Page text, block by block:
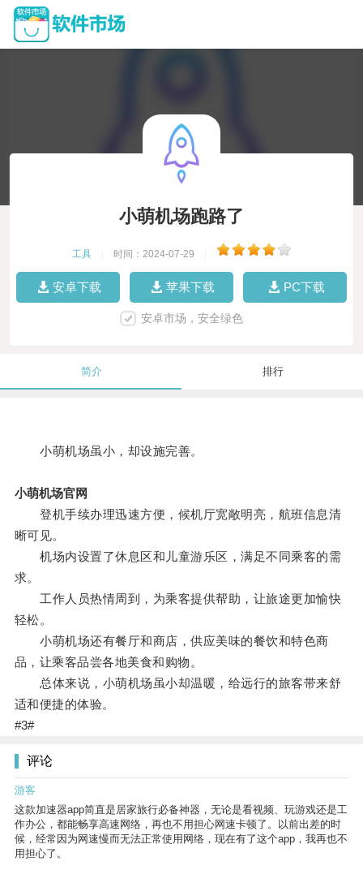
小萌机场跑路了
工具 时间：2024-07-29
安卓下载 苹果下载 PC下载
安卓市场，安全绿色
简介 排行
小萌机场虽小，却设施完善。
小萌机场官网
登机手续办理迅速方便，候机厅宽敞明亮，航班信息清
晰可见。
机场内设置了休息区和儿童游乐区，满足不同乘客的需
求。
工作人员热情周到，为乘客提供帮助，让旅途更加愉快
轻松。
小萌机场还有餐厅和商店，供应美味的餐饮和特色商
品，让乘客品尝各地美食和购物。
总体来说，小萌机场虽小却温暖，给远行的旅客带来舒
适和便捷的体验。
#3#
评论
游客
这款加速器app简直是居家旅行必备神器，无论是看视频、玩游戏还是工
作办公，都能畅享高速网络，再也不用担心网速卡顿了。以前出差的时
候，经常因为网速慢而无法正常使用网络，现在有了这个app，我再也不
用担心了。